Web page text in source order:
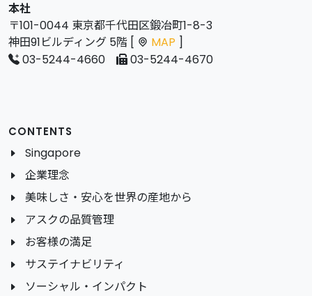
本社
〒101-0044 東京都千代田区鍛冶町1-8-3
神田91ビルディング 5階 [
MAP ]
03-5244-4660
03-5244-4670
CONTENTS
Singapore
企業理念
美味しさ・安心を世界の産地から
アスクの品質管理
お客様の満足
サステイナビリティ
ソーシャル・インパクト